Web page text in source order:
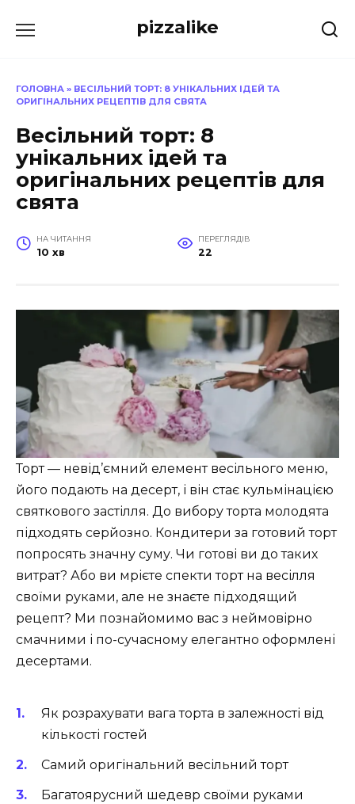
до
pizzalike
ГОЛОВНА » ВЕСІЛЬНИЙ ТОРТ: 8 УНІКАЛЬНИХ ІДЕЙ ТА
ОРИГІНАЛЬНИХ РЕЦЕПТІВ ДЛЯ СВЯТА
Весільний торт: 8
унікальних ідей та
оригінальних рецептів для
свята
НА ЧИТАННЯ
10 хв
ПЕРЕГЛЯДІВ
22
Торт — невід’ємний елемент весільного меню,
його подають на десерт, і він стає кульмінацією
святкового застілля. До вибору торта молодята
підходять серйозно. Кондитери за готовий торт
попросять значну суму. Чи готові ви до таких
витрат? Або ви мрієте спекти торт на весілля
своїми руками, але не знаєте підходящий
рецепт? Ми познайомимо вас з неймовірно
смачними і по-сучасному елегантно оформлені
десертами.
Як розрахувати вага торта в залежності від
кількості гостей
Самий оригінальний весільний торт
Багатоярусний шедевр своїми руками